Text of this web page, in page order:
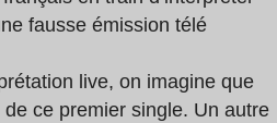
fausse émission télé
live, on imagine que
ce premier single. Un autre